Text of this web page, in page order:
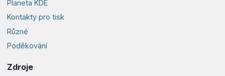
Planeta KDE
Kontakty pro tisk
Různé
Poděkování
Zdroje